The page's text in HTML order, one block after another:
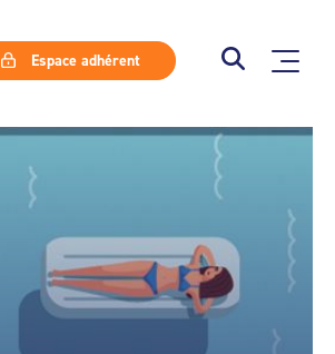
Espace adhérent